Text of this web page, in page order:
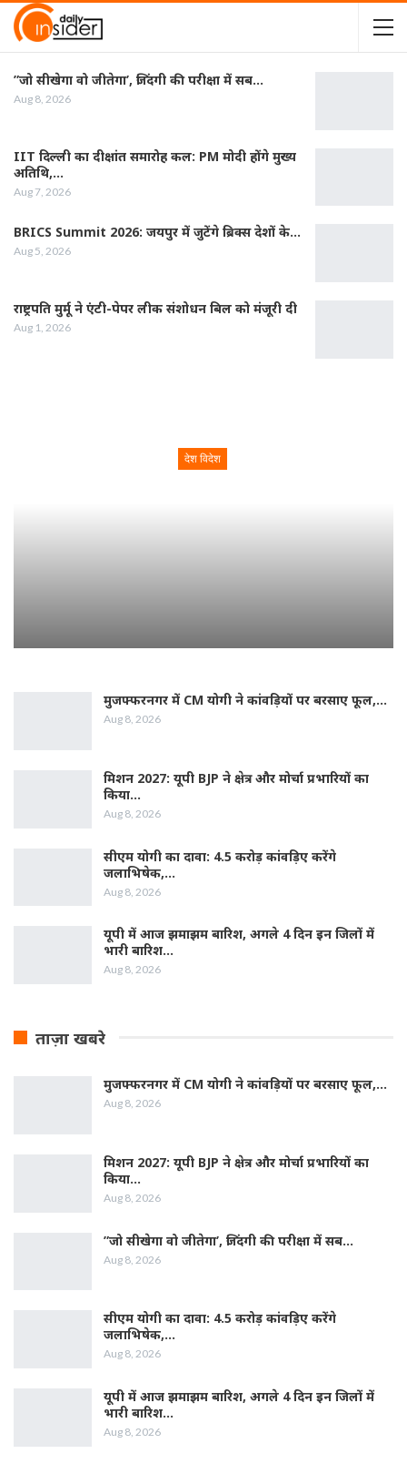
”जो सीखेगा वो जीतेगा’, जिंदगी की परीक्षा में सब…
Aug 8, 2026
IIT दिल्ली का दीक्षांत समारोह कल: PM मोदी होंगे मुख्य
अतिथि,…
Aug 7, 2026
BRICS Summit 2026: जयपुर में जुटेंगे ब्रिक्स देशों के…
Aug 5, 2026
राष्ट्रपति मुर्मू ने एंटी-पेपर लीक संशोधन बिल को मंजूरी दी
Aug 1, 2026
देश विदेश
मुजफ्फरनगर में CM योगी ने कांवड़ियों पर बरसाए फूल,…
Aug 8, 2026
मिशन 2027: यूपी BJP ने क्षेत्र और मोर्चा प्रभारियों का
किया…
Aug 8, 2026
सीएम योगी का दावा: 4.5 करोड़ कांवड़िए करेंगे
जलाभिषेक,…
Aug 8, 2026
यूपी में आज झमाझम बारिश, अगले 4 दिन इन जिलों में
भारी बारिश…
Aug 8, 2026
ताज़ा खबरे
मुजफ्फरनगर में CM योगी ने कांवड़ियों पर बरसाए फूल,…
Aug 8, 2026
मिशन 2027: यूपी BJP ने क्षेत्र और मोर्चा प्रभारियों का
किया…
Aug 8, 2026
”जो सीखेगा वो जीतेगा’, जिंदगी की परीक्षा में सब…
Aug 8, 2026
सीएम योगी का दावा: 4.5 करोड़ कांवड़िए करेंगे
जलाभिषेक,…
Aug 8, 2026
यूपी में आज झमाझम बारिश, अगले 4 दिन इन जिलों में
भारी बारिश…
Aug 8, 2026